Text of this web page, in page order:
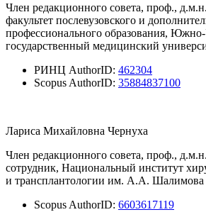
Член редакционного совета, проф.,
факультет послевузовского и
профессионального образования,
государственный медицинский
РИНЦ AuthorID: 462304
Scopus AuthorID: 35884837100
Лариса Михайловна Чернуха
Член редакционного совета, проф.,
сотрудник, Национальный институт
и трансплантологии им. А.А. Шалимова
Scopus AuthorID: 6603617119